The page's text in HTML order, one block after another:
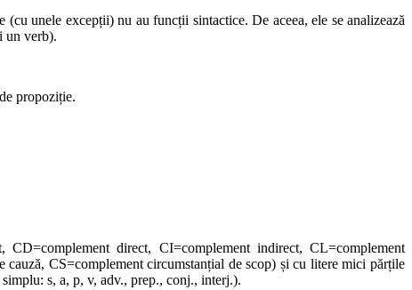
unele excepții) nu au funcții sintactice. De aceea, ele se analizează
un verb).
propoziție.
direct, CI=complement indirect, CL=complement
CS=complement circumstanțial de scop) și cu litere mici părțile
s, a, p, v, adv., prep., conj., interj.).